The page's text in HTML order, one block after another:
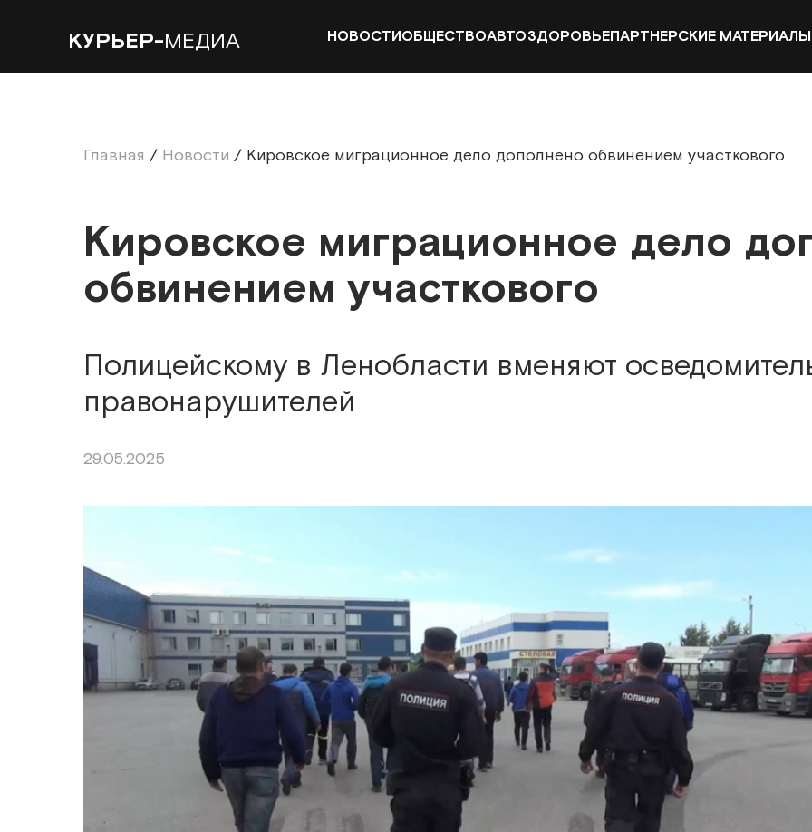
КУРЬЕР-МЕДИА НОВОСТИОБЩЕСТВОАВТОЗДОРОВЬЕПАРТНЕРСКИЕ МАТЕРИАЛЫ
Главная / Новости / Кировское миграционное дело дополнено обвинением участкового
Кировское миграционное дело
обвинением участкового
Полицейскому в Ленобласти вменяют
правонарушителей
29.05.2025